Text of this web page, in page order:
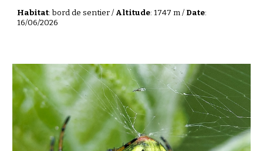
Habitat: bord de sentier / Altitude: 1747 m / Date:
16/06/2026